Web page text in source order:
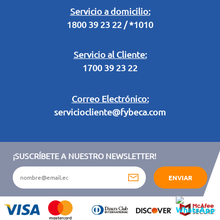
Servicio a domicilio:
1800 39 23 22 / *1010
Servicio al Cliente:
1700 39 23 22
Correo Electrónico:
serviciocliente@fybeca.com
Legal Campaña Produbanco
Términos y condiciones sorteo partido de fútbol "Tu ídolo"
¡SUSCRÍBETE A NUESTRO NEWSLETTER!
ENVIAR